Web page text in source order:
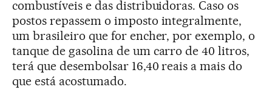
combustíveis e das distribuidoras. Caso os
postos repassem o imposto integralmente,
um brasileiro que for encher, por exemplo, o
tanque de gasolina de um carro de 40 litros,
terá que desembolsar 16,40 reais a mais do
que está acostumado.